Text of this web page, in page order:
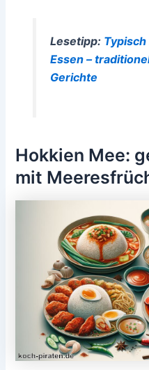
Lesetipp:
Essen –
Gerichte
Hokkien Mee:
mit